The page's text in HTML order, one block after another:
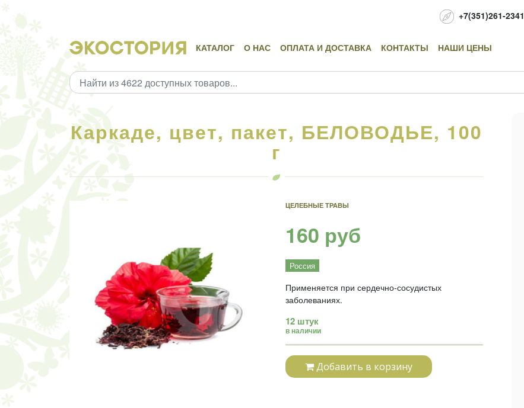
+7(351)261-2341
КАТАЛОГ О НАС ОПЛАТА И ДОСТАВКА КОНТАКТЫ НАШИ ЦЕНЫ
Каркаде, цвет, пакет, БЕЛОВОДЬЕ, 100
г
ЦЕЛЕБНЫЕ ТРАВЫ
160 руб
Россия
Применяется при сердечно-сосудистых
заболеваниях.
12 штук
в наличии
Добавить в корзину